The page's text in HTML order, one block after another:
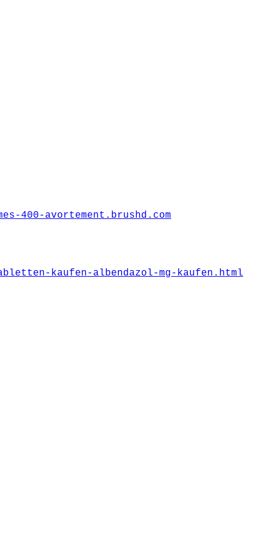
400-avortement.brushd.com
kaufen-albendazol-mg-kaufen.html